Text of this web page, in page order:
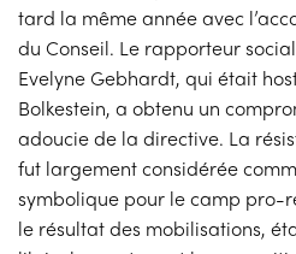
tard la même année avec
du Conseil. Le rapporteur
Evelyne Gebhardt, qui était
Bolkestein, a obtenu un
adoucie de la directive. La
fut largement considérée
symbolique pour le camp pro-
le résultat des mobilisations,